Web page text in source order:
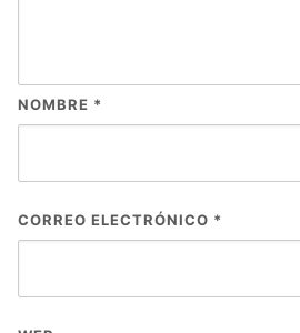
NOMBRE *
CORREO ELECTRÓNICO *